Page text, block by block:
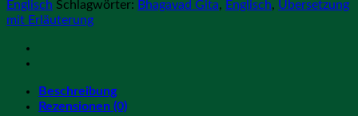
Erklärung
Englisch Schlagwörter: Bhagavad Gita, Englisch, Übersetzung
mit Erläuterung
Beschreibung
Rezensionen (0)